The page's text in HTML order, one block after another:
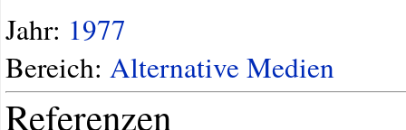
Jahr: 1977
Bereich: Alternative Medien
Referenzen